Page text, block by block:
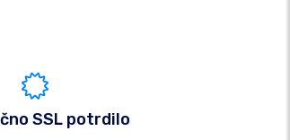
SSL potrdilo